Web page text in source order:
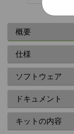
概要
仕様
ソフトウェア
ドキュメント
キットの内容